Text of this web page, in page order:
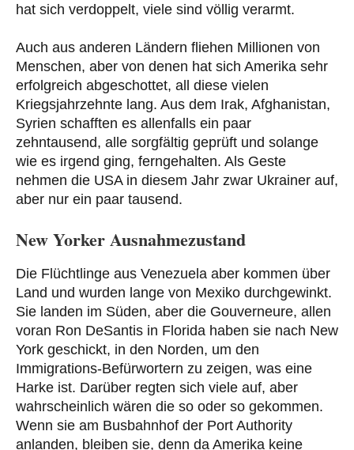
hat sich verdoppelt, viele sind völlig verarmt.
Auch aus anderen Ländern fliehen Millionen von
Menschen, aber von denen hat sich Amerika sehr
erfolgreich abgeschottet, all diese vielen
Kriegsjahrzehnte lang. Aus dem Irak, Afghanistan,
Syrien schafften es allenfalls ein paar
zehntausend, alle sorgfältig geprüft und solange
wie es irgend ging, ferngehalten. Als Geste
nehmen die USA in diesem Jahr zwar Ukrainer auf,
aber nur ein paar tausend.
New Yorker Ausnahmezustand
Die Flüchtlinge aus Venezuela aber kommen über
Land und wurden lange von Mexiko durchgewinkt.
Sie landen im Süden, aber die Gouverneure, allen
voran Ron DeSantis in Florida haben sie nach New
York geschickt, in den Norden, um den
Immigrations-Befürwortern zu zeigen, was eine
Harke ist. Darüber regten sich viele auf, aber
wahrscheinlich wären die so oder so gekommen.
Wenn sie am Busbahnhof der Port Authority
anlanden, bleiben sie, denn da Amerika keine